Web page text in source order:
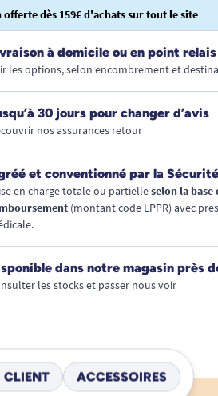
offerte dès 159€ d'achats sur tout le site
à domicile ou en point relais
les options, selon encombrement et
30 jours pour changer d’avis
nos assurances retour
et conventionné par la
en charge totale ou partielleselon la base
(montant code LPPR) avec
dans notre magasin près
les stocks et passer nous voir
CLIENT ACCESSOIRES